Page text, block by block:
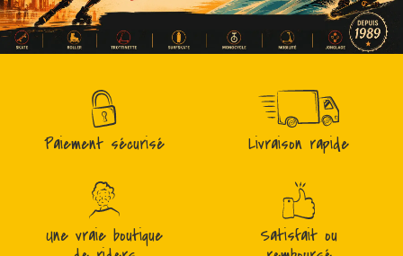
Paiement sécurisé Livraison rapide
Une vraie boutique
Satisfait ou